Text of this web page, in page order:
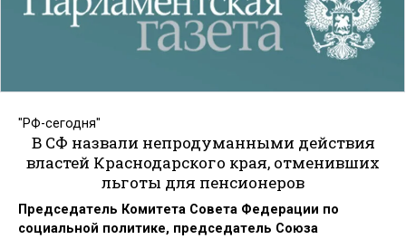
"РФ-сегодня"
В СФ назвали непродуманными действия
властей Краснодарского края, отменивших
льготы для пенсионеров
Председатель Комитета Совета Федерации по
социальной политике, председатель Союза